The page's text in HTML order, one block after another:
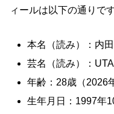
ィールは以下の通りです
本名（読み）：内
芸名（読み）：UTA
年齢：28歳（2026
生年月日：1997年